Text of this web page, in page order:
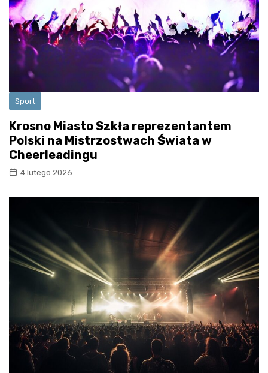
Sport
Krosno Miasto Szkła reprezentantem
Polski na Mistrzostwach Świata w
Cheerleadingu
4 lutego 2026